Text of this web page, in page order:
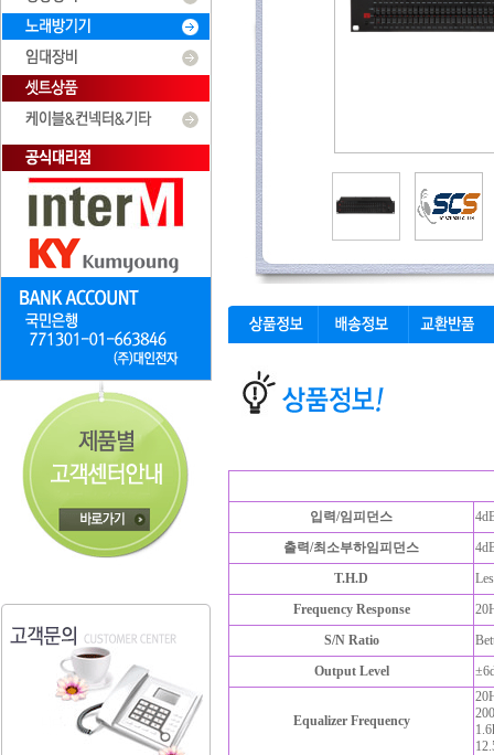
입력/임피던스
출력/최소부하임피던스
T.H.D
Frequency Response
S/N Ratio
Output Level
Equalizer Frequency